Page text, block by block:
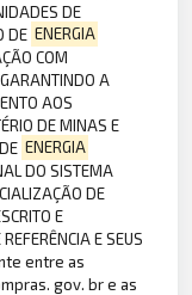
DE
DE ENERGIA
COM
A
AOS
DE MINAS E
ENERGIA
DO SISTEMA
DE
E
E SEUS
entre as
gov. br e as